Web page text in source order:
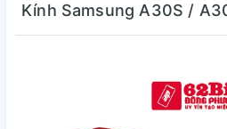
Kính Samsung A30S /